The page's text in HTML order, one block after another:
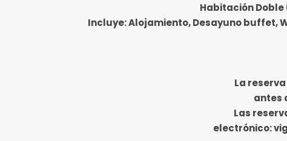
Habitación Doble
Incluye: Alojamiento, Desayuno buffet,
La
antes
Las
electrónico: